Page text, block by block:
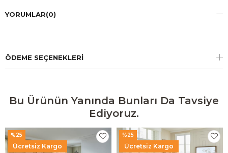
YORUMLAR(0)
ÖDEME SEÇENEKLERI
Bu Ürünün Yanında Bunları Da Tavsiye
Ediyoruz.
Ücretsiz Kargo
%25
Ücretsiz Kargo
%25